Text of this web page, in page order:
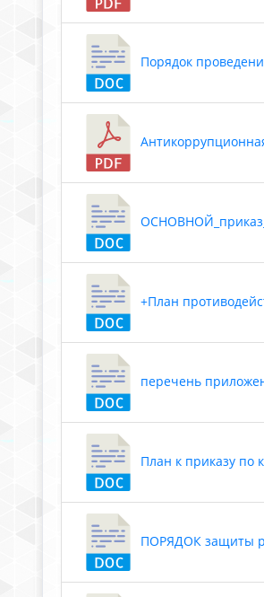
Порядок
+План
перечень
План к приказу по
ПОРЯДОК защиты